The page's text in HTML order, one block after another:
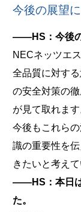
今後の展望
――HS：今後の
NECネッツエ
全品質に対す
の安全対策の
が見て取れます
今後もこれら
識の重要性を
きたいと考えて
――HS：本日は
た。